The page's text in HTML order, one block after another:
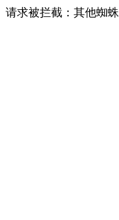
请求被拦截：其他蜘蛛